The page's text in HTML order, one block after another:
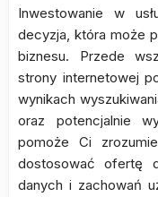
Inwestowanie w
decyzja, która może
biznesu. Przede
strony internetowej
wynikach
oraz potencjalnie
pomoże Ci
dostosować ofertę
danych i zachowań